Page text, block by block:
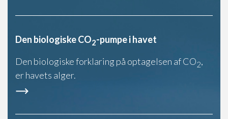
Den biologiske CO2-pumpe i havet
Den biologiske forklaring på optagelsen af CO2,
er havets alger.